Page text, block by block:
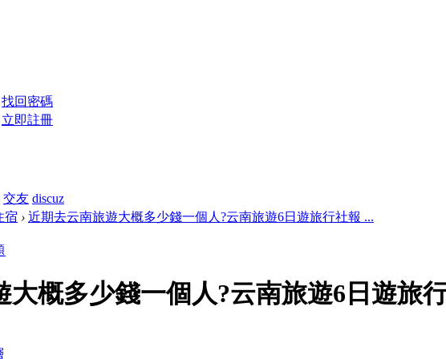
找回密碼
立即註冊
交友 discuz
宿 › 近期去云南旅遊大概多少錢一個人?云南旅遊6日遊旅行社報 ...
大概多少錢一個人?云南旅遊6日遊旅